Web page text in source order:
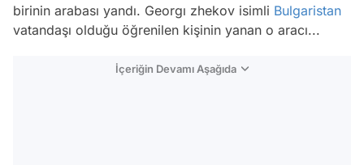
birinin arabası yandı. Georgı zhekov isimli Bulgaristan
vatandaşı olduğu öğrenilen kişinin yanan o aracı...
İçeriğin Devamı Aşağıda